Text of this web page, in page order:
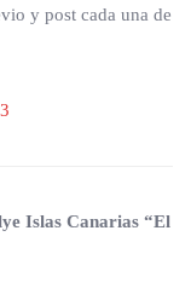
y post cada una de
Islas Canarias “El